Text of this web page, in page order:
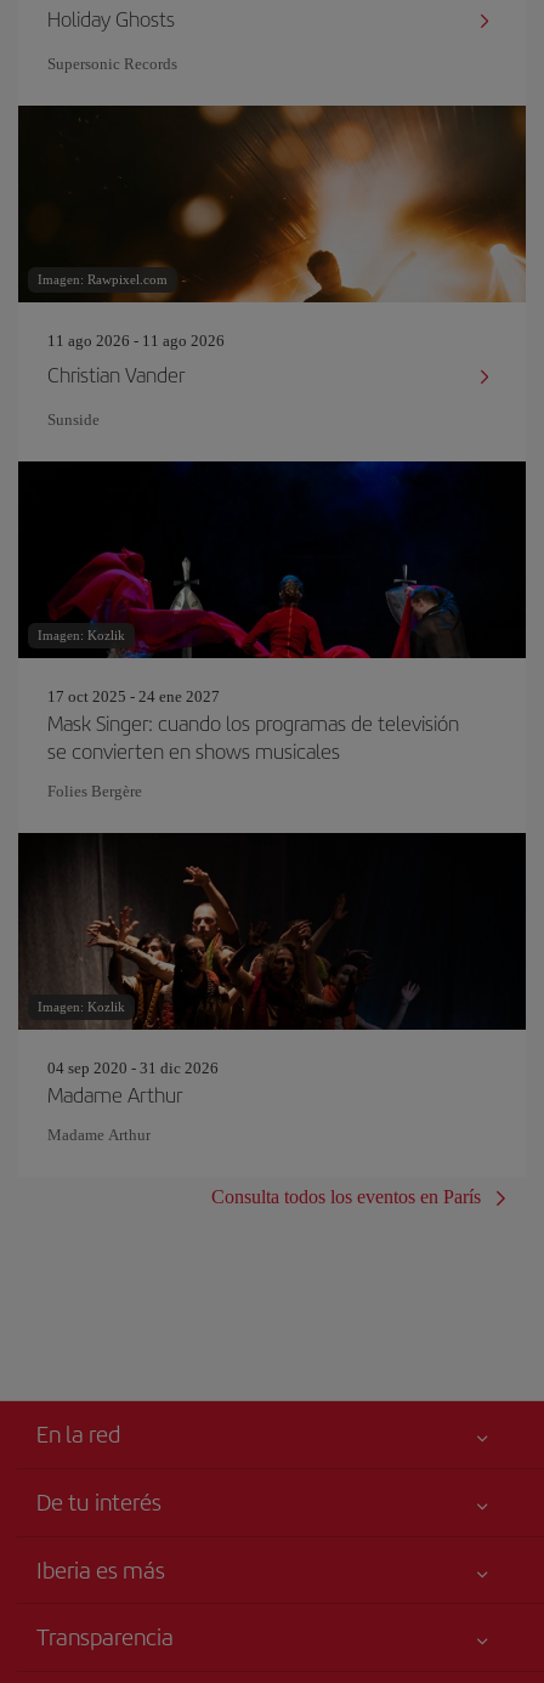
Holiday Ghosts
Supersonic Records
Imagen: Rawpixel.com
11 ago 2026 - 11 ago 2026
Christian Vander
Sunside
Imagen: Kozlik
17 oct 2025 - 24 ene 2027
Mask Singer: cuando los programas de televisión
se convierten en shows musicales
Folies Bergère
Imagen: Kozlik
04 sep 2020 - 31 dic 2026
Madame Arthur
Madame Arthur
Consulta todos los eventos en París
En la red
De tu interés
Accesibilidad
Iberia es más
Grupo Iberia
Transparencia